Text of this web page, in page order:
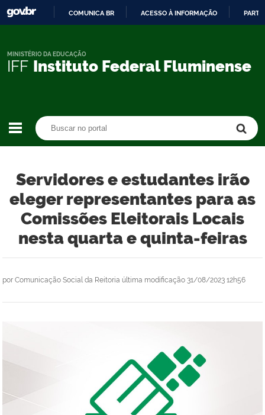
CONTEÚDO
COMUNICA BR ACESSO À INFORMAÇÃO
IFF Instituto Federal Fluminense
MINISTÉRIO DA EDUCAÇÃO
Servidores e estudantes irão
eleger representantes para as
Comissões Eleitorais Locais
nesta quarta e quinta-feiras
por Comunicação Social da Reitoria última modificação 31/08/2023 12h56